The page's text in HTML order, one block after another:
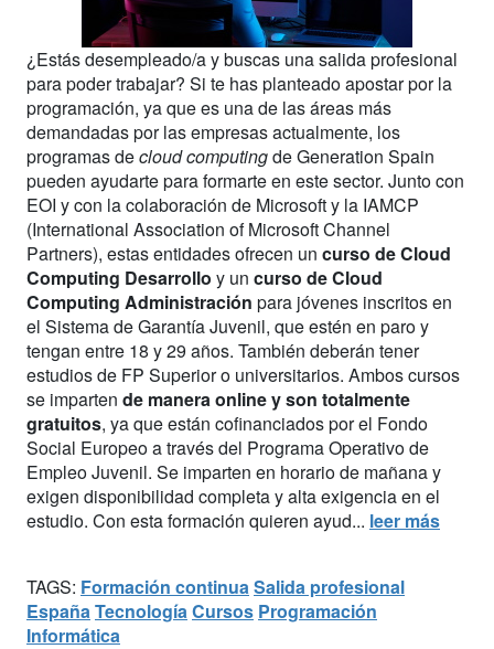
¿Estás desempleado/a y buscas una salida profesional
para poder trabajar? Si te has planteado apostar por la
programación, ya que es una de las áreas más
demandadas por las empresas actualmente, los
programas decloud computingde Generation Spain
pueden ayudarte para formarte en este sector. Junto con
EOI y con la colaboración de Microsoft y la IAMCP
(International Association of Microsoft Channel
Partners), estas entidades ofrecen un curso de Cloud
Computing Desarrollo y un curso de Cloud
Computing Administración para jóvenes inscritos en
el Sistema de Garantía Juvenil, que estén en paro y
tengan entre 18 y 29 años. También deberán tener
estudios de FP Superior o universitarios. Ambos cursos
se imparten de manera online y son totalmente
gratuitos, ya que están cofinanciados por el Fondo
Social Europeo a través del Programa Operativo de
Empleo Juvenil. Se imparten en horario de mañana y
exigen disponibilidad completa y alta exigencia en el
estudio. Con esta formación quieren ayud... leer más
TAGS: Formación continua Salida profesional
España Tecnología Cursos Programación
Informática